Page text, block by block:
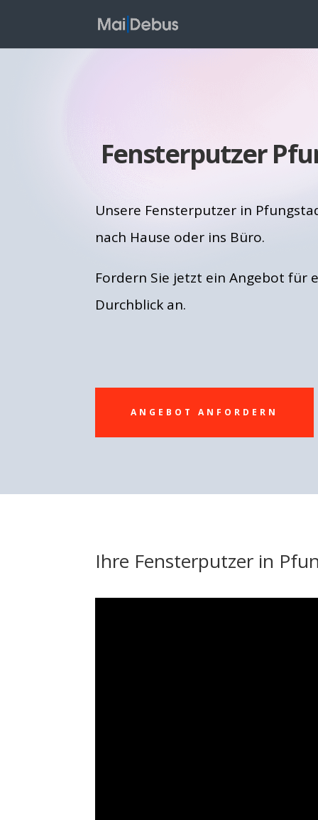
Fensterputzer
Unsere Fensterputzer in
nach Hause oder ins Büro.
Fordern Sie jetzt ein Angebot für
Durchblick an.
ANGEBOT ANFORDERN
Ihre Fensterputzer in